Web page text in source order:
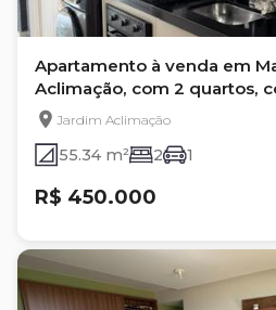
Apartamento à venda em
Aclimação, com 2 quartos,
Jardim Aclimação
55.34 m² 2 1
R$ 450.000